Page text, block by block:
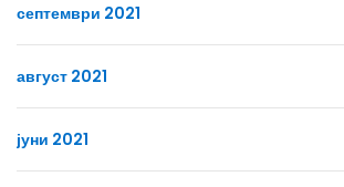
септември 2021
август 2021
јуни 2021